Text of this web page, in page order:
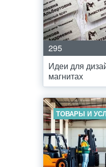
295
Идеи для
магнитах
ТОВАРЫ И